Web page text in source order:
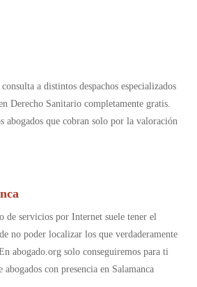
a distintos despachos especializados
Derecho Sanitario completamente gratis.
abogados que cobran solo por la valoración
de servicios por Internet suele tener el
no poder localizar los que verdaderamente
abogado.org solo conseguiremos para ti
abogados con presencia en Salamanca